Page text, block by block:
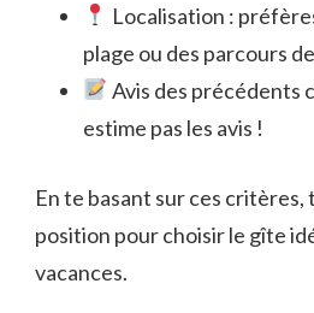
Localisation :
plage ou des parcours
Avis des précédents
estime pas les avis !
En te basant sur ces critères,
position pour choisir le gîte
vacances.